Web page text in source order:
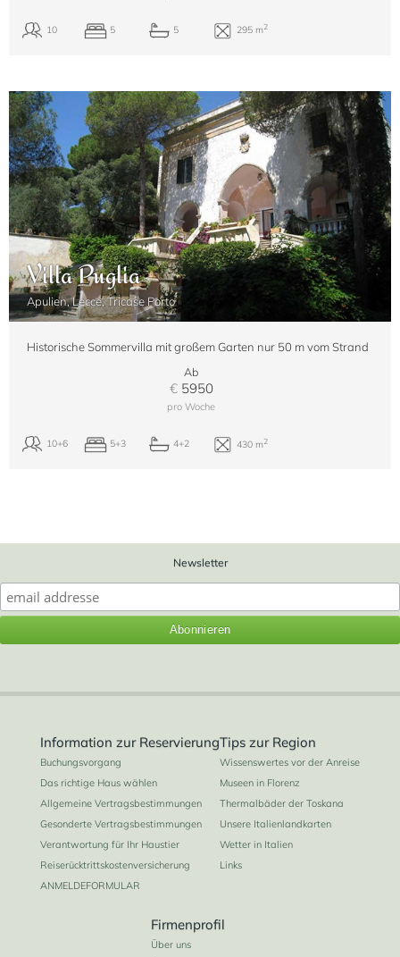
Villa Puglia
Apulien, Lecce, Tricase Porto
Historische Sommervilla mit großem Garten nur 50 m vom Strand
Ab
€5950
pro Woche
Newsletter
Information zur Reservierung
Buchungsvorgang
Das richtige Haus wählen
Allgemeine Vertragsbestimmungen
Gesonderte Vertragsbestimmungen
Verantwortung für Ihr Haustier
Reiserücktrittskostenversicherung
ANMELDEFORMULAR
Tips zur Region
Wissenswertes vor der Anreise
Museen in Florenz
Thermalbäder der Toskana
Unsere Italienlandkarten
Wetter in Italien
Links
Firmenprofil
Über uns